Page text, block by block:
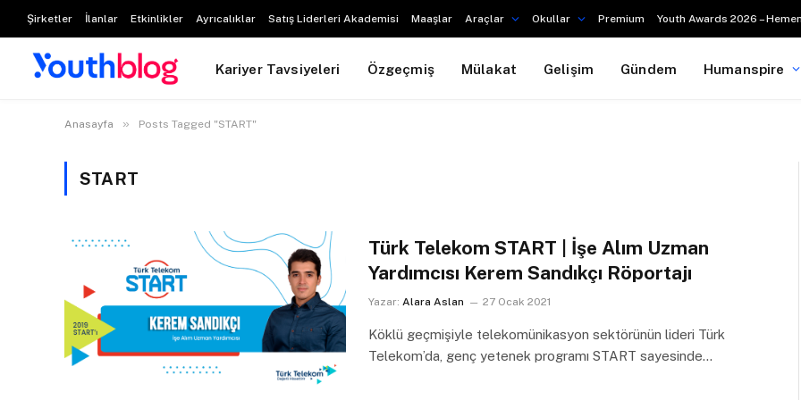
Şirketler İlanlar Etkinlikler Ayrıcalıklar Satış Liderleri Akademisi Maaşlar Araçlar Okullar Premium Youth Awards 2026 –
Kariyer Tavsiyeleri Özgeçmiş Mülakat Gelişim Gündem Humanspire
Anasayfa » Posts Tagged "START"
START
Türk Telekom START | İşe Alım Uzman
Yardımcısı Kerem Sandıkçı Röportajı
Yazar: Alara Aslan 27 Ocak 2021
Köklü geçmişiyle telekomünikasyon sektörünün lideri Türk
Telekom’da, genç yetenek programı START sayesinde…